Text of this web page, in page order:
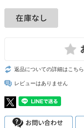
返品についての詳細はこちら
レビューはありません